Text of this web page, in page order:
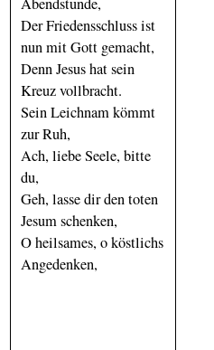
Der Friedensschluss ist
nun mit Gott gemacht,
Denn Jesus hat sein
Kreuz vollbracht.
Sein Leichnam kömmt
zur Ruh,
Ach, liebe Seele, bitte
du,
Geh, lasse dir den toten
Jesum schenken,
O heilsames, o köstlichs
Angedenken,